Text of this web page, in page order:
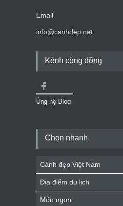
Email
info@canhdep.net
Kênh cộng đồng
Ủng hộ Blog
Chọn nhanh
Cảnh đẹp Việt Nam
Địa điểm du lịch
Món ngon